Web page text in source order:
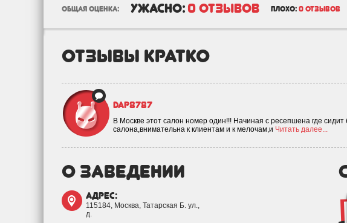
общая оценка: ужасно: 0 отзывов плохо: 0 отзывов
отзывы кратко
Dap8787
В Москве этот салон номер один!!! Начиная с ресепшена где
салона,внимательна к клиентам и к мелочам,и Читать далее...
о заведении
адрес:
115184, Москва, Татарская Б. ул.,
д.